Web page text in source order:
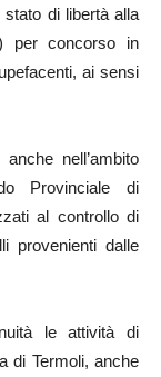
di libertà alla
per concorso in
ai sensi
nell’ambito
Provinciale di
al controllo di
provenienti dalle
le attività di
di Termoli, anche